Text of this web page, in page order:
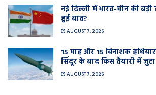
नई दिल्ली में भारत-चीन की बड़ी
हुई बात?
AUGUST 7, 2026
15 माह और 15 विनाशक
सिंदूर के बाद किस तैयारी में जुटा
AUGUST 7, 2026